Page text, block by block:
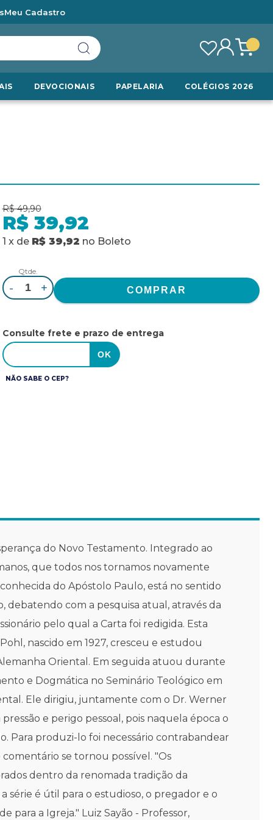
Meu Cadastro
DEVOCIONAIS PAPELARIA COLÉGIOS 2026
R$ 49,90
R$ 39,92
1 x de R$ 39,92 no Boleto
Qtde.
- +
Consulte frete e prazo de entrega
NÃO SABE O CEP?
do Novo Testamento. Integrado ao
que todos nos tornamos novamente
do Apóstolo Paulo, está no sentido
debatendo com a pesquisa atual, através da
pelo qual a Carta foi redigida. Esta
nascido em 1927, cresceu e estudou
Oriental. Em seguida atuou durante
e Dogmática no Seminário Teológico em
Ele dirigiu, juntamente com o Dr. Werner
e perigo pessoal, pois naquela época o
Para produzi-lo foi necessário contrabandear
se tornou possível. "Os
dentro da renomada tradição da
série é útil para o estudioso, o pregador e o
a Igreja." Luiz Sayão - Professor,